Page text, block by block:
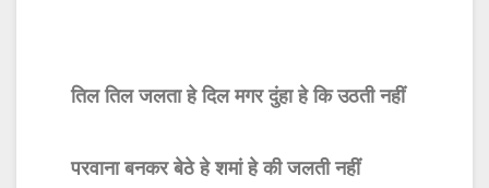
तिल तिल जलता हे दिल मगर दुंहा हे कि उठती नहीं
परवाना बनकर बेठे हे शमां हे की जलती नहीं